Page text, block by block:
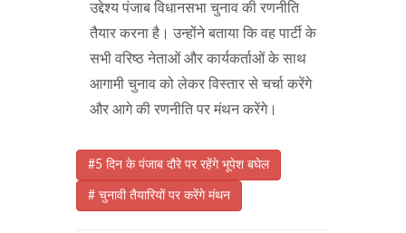
उद्देश्य पंजाब विधानसभा चुनाव की रणनीति
तैयार करना है। उन्होंने बताया कि वह पार्टी के
सभी वरिष्ठ नेताओं और कार्यकर्ताओं के साथ
आगामी चुनाव को लेकर विस्तार से चर्चा करेंगे
और आगे की रणनीति पर मंथन करेंगे।
#5 दिन के पंजाब दौरे पर रहेंगे भूपेश बघेल
# चुनावी तैयारियों पर करेंगे मंथन